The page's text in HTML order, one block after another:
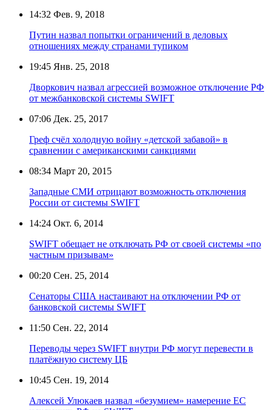
14:32 Фев. 9, 2018
Путин назвал попытки ограничений в деловых
отношениях между странами тупиком
19:45 Янв. 25, 2018
Дворкович назвал агрессией возможное отключение РФ
от межбанковской системы SWIFT
07:06 Дек. 25, 2017
Греф счёл холодную войну «детской забавой» в
сравнении с американскими санкциями
08:34 Март 20, 2015
Западные СМИ отрицают возможность отключения
России от системы SWIFT
14:24 Окт. 6, 2014
SWIFT обещает не отключать РФ от своей системы «по
частным призывам»
00:20 Сен. 25, 2014
Сенаторы США настаивают на отключении РФ от
банковской системы SWIFT
11:50 Сен. 22, 2014
Переводы через SWIFT внутри РФ могут перевести в
платёжную систему ЦБ
10:45 Сен. 19, 2014
Алексей Улюкаев назвал «безумием» намерение ЕС